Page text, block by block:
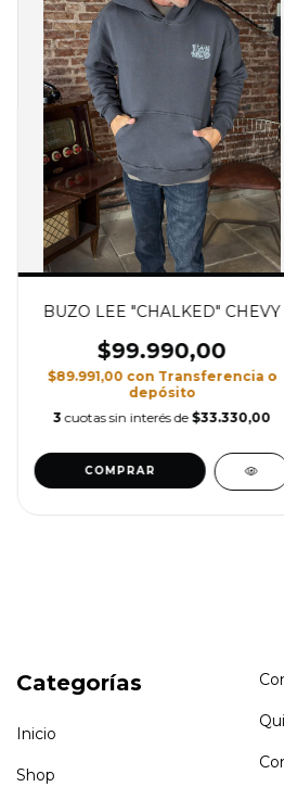
BUZO LEE "CHALKED" CHEVY
$99.990,00
$89.991,00 con Transferencia o
depósito
3 cuotas sin interés de $33.330,00
COMPRAR
Categorías
Inicio
Shop